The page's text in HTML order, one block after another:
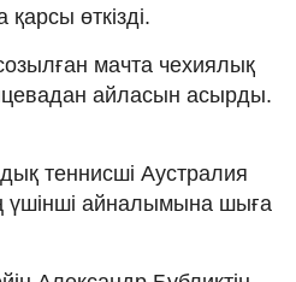
өткізді.
мачта чехиялық
айласын асырды.
теннисші Аустралия
айналымына шыға